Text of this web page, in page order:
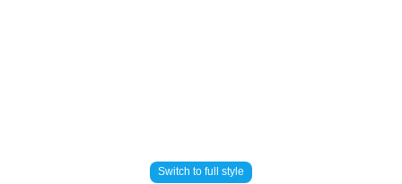
Switch to full style